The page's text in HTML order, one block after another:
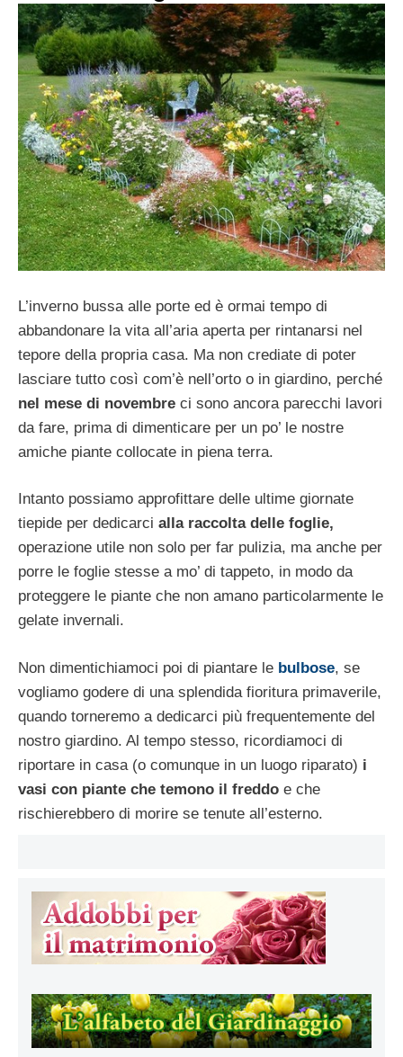
L’inverno bussa alle porte ed è ormai tempo di
abbandonare la vita all’aria aperta per rintanarsi nel
tepore della propria casa. Ma non crediate di poter
lasciare tutto così com’è nell’orto o in giardino, perché
nel mese di novembre ci sono ancora parecchi lavori
da fare, prima di dimenticare per un po’ le nostre
amiche piante collocate in piena terra.
Intanto possiamo approfittare delle ultime giornate
tiepide per dedicarci alla raccolta delle foglie,
operazione utile non solo per far pulizia, ma anche per
porre le foglie stesse a mo’ di tappeto, in modo da
proteggere le piante che non amano particolarmente le
gelate invernali.
Non dimentichiamoci poi di piantare le bulbose, se
vogliamo godere di una splendida fioritura primaverile,
quando torneremo a dedicarci più frequentemente del
nostro giardino. Al tempo stesso, ricordiamoci di
riportare in casa (o comunque in un luogo riparato) i
vasi con piante che temono il freddo e che
rischierebbero di morire se tenute all’esterno.